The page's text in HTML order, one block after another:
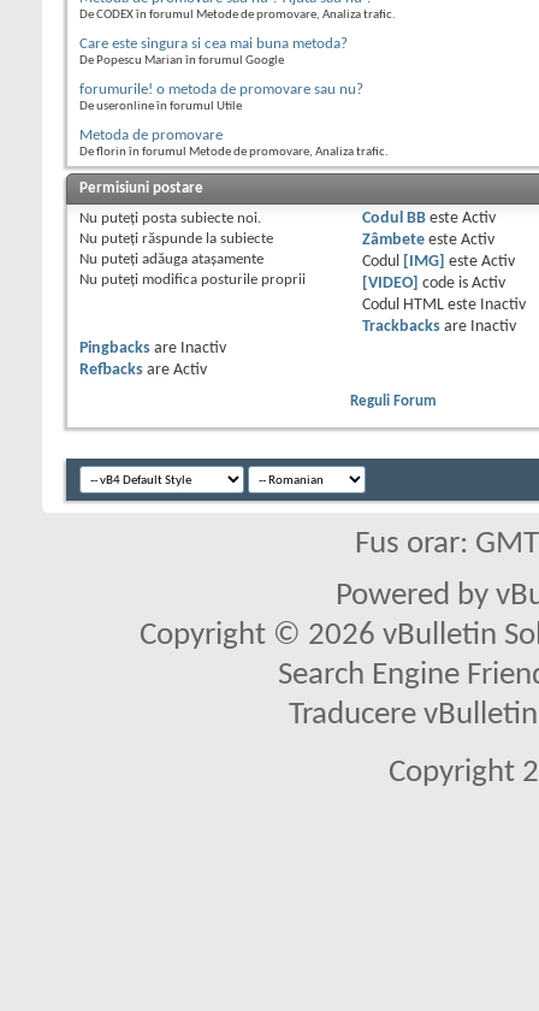
De CODEX în forumul Metode de promovare, Analiza trafic.
Care este singura si cea mai buna metoda?
De Popescu Marian în forumul Google
forumurile! o metoda de promovare sau nu?
De useronline în forumul Utile
Metoda de promovare
De florin în forumul Metode de promovare, Analiza trafic.
Permisiuni postare
Nu puteţi posta subiecte noi.
Nu puteţi răspunde la subiecte
Nu puteţi adăuga ataşamente
Nu puteţi modifica posturile proprii
Codul BBeste Activ
Zâmbeteeste Activ
Codul
[IMG] este Activ
[VIDEO] code is Activ
Codul HTML este
Inactiv
Trackbacksare
Inactiv
Pingbacks are
Inactiv
Refbacks are Activ
Reguli Forum
Fus orar:
Powered by
Copyright © 2026 vBulletin
Search Engine
Traducere
Copyright